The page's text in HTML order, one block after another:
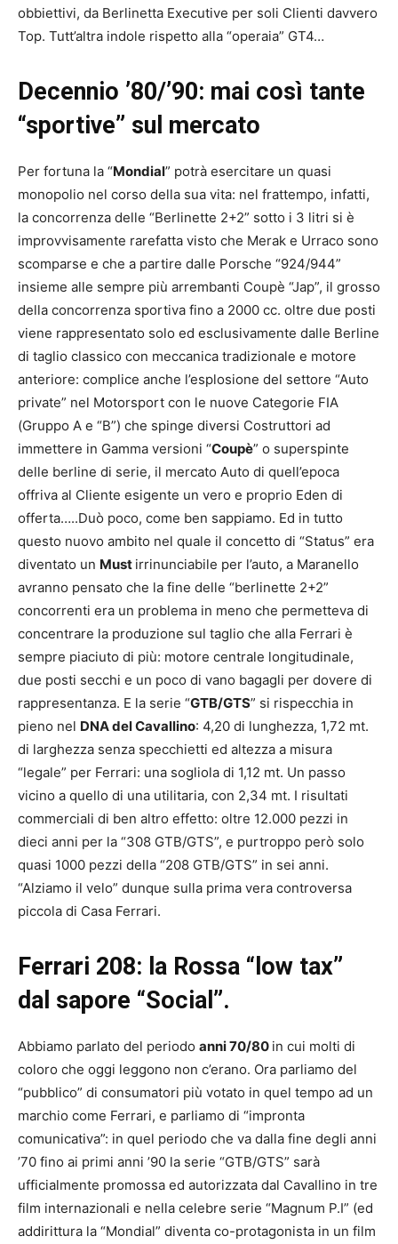
obbiettivi, da Berlinetta Executive per soli Clienti davvero
Top. Tutt’altra indole rispetto alla “operaia” GT4…
Decennio ’80/’90: mai così tante
“sportive” sul mercato
Per fortuna la “Mondial” potrà esercitare un quasi
monopolio nel corso della sua vita: nel frattempo, infatti,
la concorrenza delle “Berlinette 2+2” sotto i 3 litri si è
improvvisamente rarefatta visto che Merak e Urraco sono
scomparse e che a partire dalle Porsche “924/944”
insieme alle sempre più arrembanti Coupè “Jap”, il grosso
della concorrenza sportiva fino a 2000 cc. oltre due posti
viene rappresentato solo ed esclusivamente dalle Berline
di taglio classico con meccanica tradizionale e motore
anteriore: complice anche l’esplosione del settore “Auto
private” nel Motorsport con le nuove Categorie FIA
(Gruppo A e “B”) che spinge diversi Costruttori ad
immettere in Gamma versioni “Coupè” o superspinte
delle berline di serie, il mercato Auto di quell’epoca
offriva al Cliente esigente un vero e proprio Eden di
offerta…..Duò poco, come ben sappiamo. Ed in tutto
questo nuovo ambito nel quale il concetto di “Status” era
diventato un Must irrinunciabile per l’auto, a Maranello
avranno pensato che la fine delle “berlinette 2+2”
concorrenti era un problema in meno che permetteva di
concentrare la produzione sul taglio che alla Ferrari è
sempre piaciuto di più: motore centrale longitudinale,
due posti secchi e un poco di vano bagagli per dovere di
rappresentanza. E la serie “GTB/GTS” si rispecchia in
pieno nel DNA del Cavallino: 4,20 di lunghezza, 1,72 mt.
di larghezza senza specchietti ed altezza a misura
“legale” per Ferrari: una sogliola di 1,12 mt. Un passo
vicino a quello di una utilitaria, con 2,34 mt. I risultati
commerciali di ben altro effetto: oltre 12.000 pezzi in
dieci anni per la “308 GTB/GTS”, e purtroppo però solo
quasi 1000 pezzi della “208 GTB/GTS” in sei anni.
“Alziamo il velo” dunque sulla prima vera controversa
piccola di Casa Ferrari.
Ferrari 208: la Rossa “low tax”
dal sapore “Social”.
Abbiamo parlato del periodo anni 70/80 in cui molti di
coloro che oggi leggono non c’erano. Ora parliamo del
“pubblico” di consumatori più votato in quel tempo ad un
marchio come Ferrari, e parliamo di “impronta
comunicativa”: in quel periodo che va dalla fine degli anni
’70 fino ai primi anni ’90 la serie “GTB/GTS” sarà
ufficialmente promossa ed autorizzata dal Cavallino in tre
film internazionali e nella celebre serie “Magnum P.I” (ed
addirittura la “Mondial” diventa co-protagonista in un film